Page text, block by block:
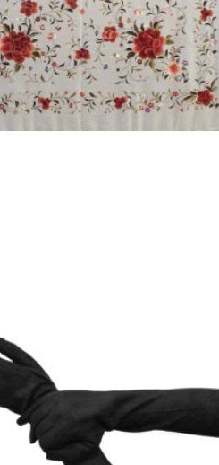
720,00 €
DE ANTELINA LARGOS
INVITADA PERFECTA EN
NEGRO